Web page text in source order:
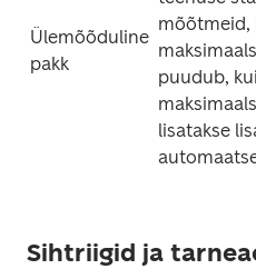
Ülemõõduline
pakk
mõõtmeid,
puudub,
lisatakse
Sihtriigid ja